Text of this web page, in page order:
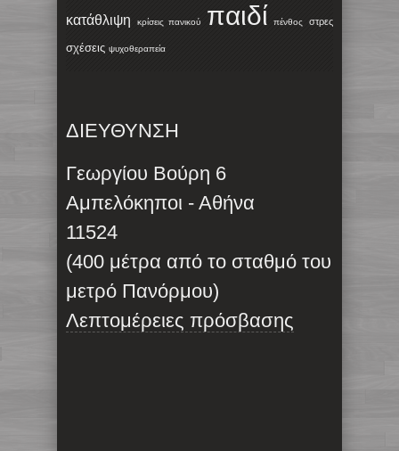
κατάθλιψη κρίσεις πανικού παιδί πένθος στρες
σχέσεις ψυχοθεραπεία
ΔΙΕΥΘΥΝΣΗ
Γεωργίου Βούρη 6
Αμπελόκηποι - Αθήνα
11524
(400 μέτρα από το σταθμό του
μετρό Πανόρμου)
Λεπτομέρειες πρόσβασης